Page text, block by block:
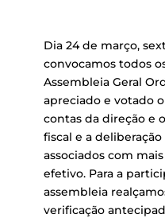
Dia 24 de março,
convocamos todos
Assembleia Geral
apreciado e votado
contas da direção e
fiscal e a
associados com
efetivo. Para a
assembleia
verificação